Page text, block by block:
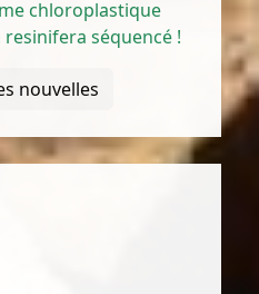
chloroplastique
séquencé !
nouvelles